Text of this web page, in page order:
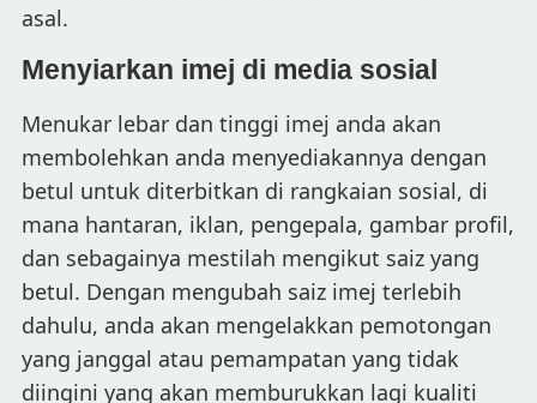
asal.
Menyiarkan imej di media sosial
Menukar lebar dan tinggi imej anda akan
membolehkan anda menyediakannya dengan
betul untuk diterbitkan di rangkaian sosial, di
mana hantaran, iklan, pengepala, gambar profil,
dan sebagainya mestilah mengikut saiz yang
betul. Dengan mengubah saiz imej terlebih
dahulu, anda akan mengelakkan pemotongan
yang janggal atau pemampatan yang tidak
diingini yang akan memburukkan lagi kualiti